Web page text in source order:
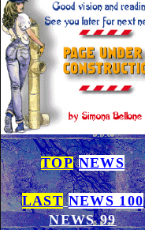
TOP NEWS
LAST NEWS 100
NEWS 99